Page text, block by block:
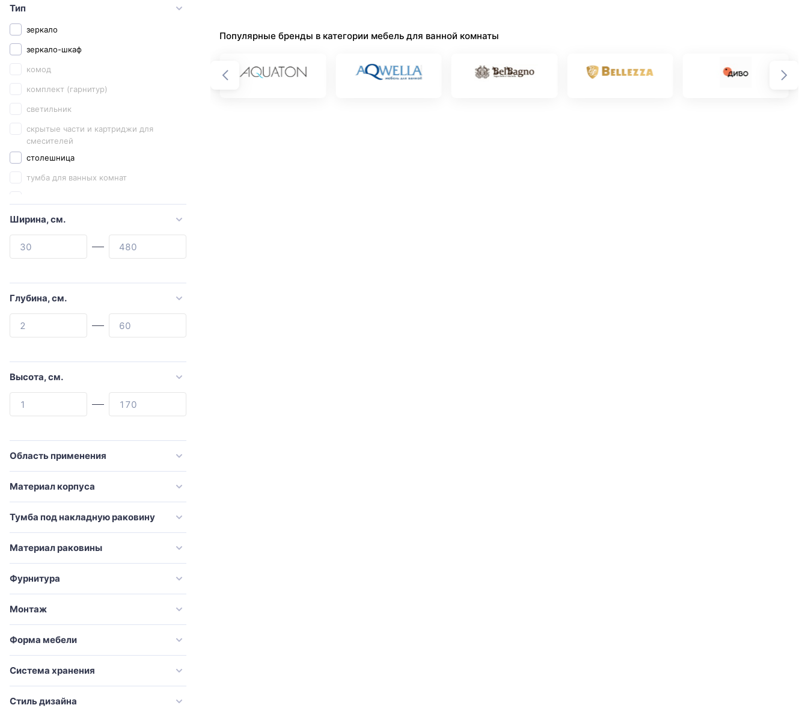
Бриклаер
СанТа
1MarKa
Aquanet
Armadi Art
Art&Max
ASB-Woodline
Azario
Burgbad
Cerasa
Comforty
Corozo
Damixa
Dreja
Duravit
Emco
Esbano
Evoform
Excellent
GAPPO
Geberit
Iddis
Тип
зеркало
зеркало-шкаф
комод
комплект (гарнитур)
светильник
скрытые части и картриджи для
смесителей
столешница
тумба для ванных комнат
тумба с раковиной
тумбы под раковину
шкаф
шкаф-пенал
Ширина, см.
Глубина, см.
Высота, см.
Область применения
Материал корпуса
Тумба под накладную раковину
Материал раковины
Фурнитура
Монтаж
Форма мебели
Система хранения
Стиль дизайна
Популярные бренды в категории мебель для ванной комнаты